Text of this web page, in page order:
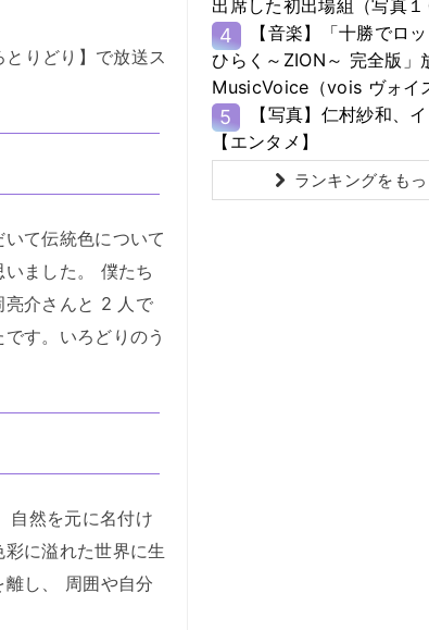
りどり】で放送ス
て伝統色について
ました。 僕たち
亮介さんと 2 人で
す。いろどりのう
自然を元に名付け
に溢れた世界に生
し、 周囲や自分
出席した初出場組（写真１
4
【音楽】「十勝でロ
ひらく～ZION～ 完全版」
MusicVoice（vois ヴォイ
5
【写真】仁村紗和、
【エンタメ】
ランキングをも